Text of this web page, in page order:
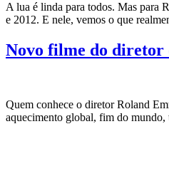
A lua é linda para todos. Mas para
e 2012. E nele, vemos o que
Novo filme do diretor
Quem conhece o diretor Roland
aquecimento global, fim do